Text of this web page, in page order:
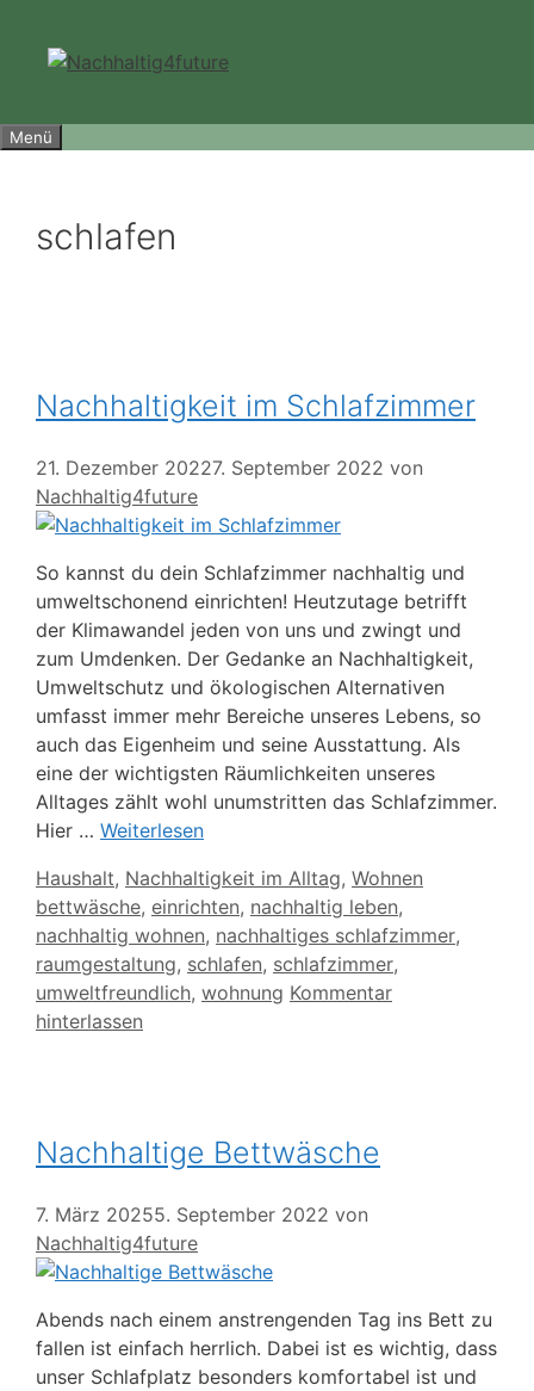
springen
Menü
schlafen
Nachhaltigkeit im Schlafzimmer
21. Dezember 20227. September 2022 von
Nachhaltig4future
So kannst du dein Schlafzimmer nachhaltig und
umweltschonend einrichten! Heutzutage betrifft
der Klimawandel jeden von uns und zwingt und
zum Umdenken. Der Gedanke an Nachhaltigkeit,
Umweltschutz und ökologischen Alternativen
umfasst immer mehr Bereiche unseres Lebens, so
auch das Eigenheim und seine Ausstattung. Als
eine der wichtigsten Räumlichkeiten unseres
Alltages zählt wohl unumstritten das Schlafzimmer.
Hier … Weiterlesen
Kategorien
Haushalt, Nachhaltigkeit im Alltag, Wohnen
Schlagwörter
bettwäsche, einrichten, nachhaltig leben,
nachhaltig wohnen, nachhaltiges schlafzimmer,
raumgestaltung, schlafen, schlafzimmer,
umweltfreundlich, wohnung Kommentar
hinterlassen
Nachhaltige Bettwäsche
7. März 20255. September 2022 von
Nachhaltig4future
Abends nach einem anstrengenden Tag ins Bett zu
fallen ist einfach herrlich. Dabei ist es wichtig, dass
unser Schlafplatz besonders komfortabel ist und